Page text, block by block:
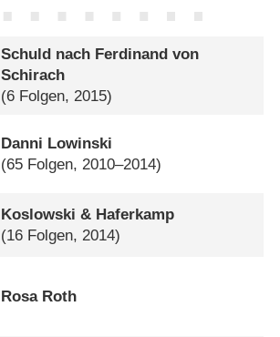
Schuld nach Ferdinand von
Schirach
(6 Folgen, 2015)
Danni Lowinski
(65 Folgen, 2010–2014)
Koslowski & Haferkamp
(16 Folgen, 2014)
Rosa Roth